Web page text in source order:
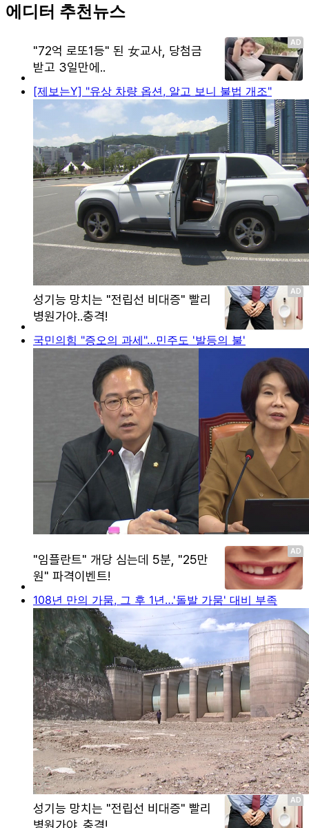
에디터 추천뉴스
[제보는Y] "유상 차량 옵션, 알고 보니 불법 개조"
국민의힘 "증오의 과세"…민주도 '발등의 불'
108년 만의 가뭄, 그 후 1년…'돌발 가뭄' 대비 부족